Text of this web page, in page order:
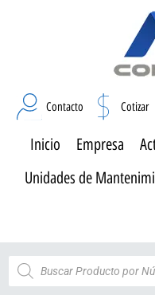
Contacto Cotizar
Inicio Empresa
Unidades de